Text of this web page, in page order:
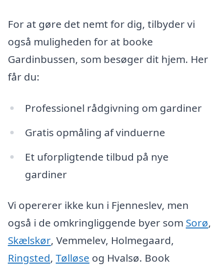
For at gøre det nemt for dig, tilbyder vi
også muligheden for at booke
Gardinbussen, som besøger dit hjem. Her
får du:
Professionel rådgivning om gardiner
Gratis opmåling af vinduerne
Et uforpligtende tilbud på nye
gardiner
Vi opererer ikke kun i Fjenneslev, men
også i de omkringliggende byer som Sorø,
Skælskør, Vemmelev, Holmegaard,
Ringsted, Tølløse og Hvalsø. Book